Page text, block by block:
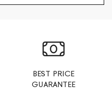
BEST PRICE
GUARANTEE